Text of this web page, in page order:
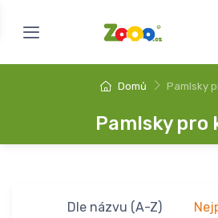
Domů Pamlsky
Pamlsky pro
Dle názvu (A-Z)